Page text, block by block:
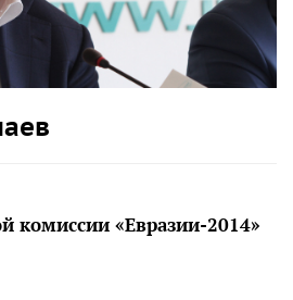
комиссии «Евразии-2014»